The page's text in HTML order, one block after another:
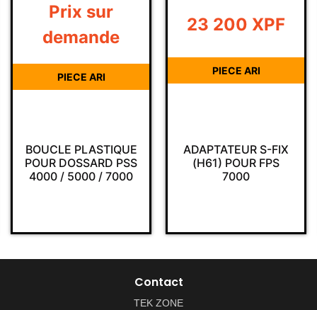
BOUCLE PLASTIQUE
POUR DOSSARD PSS
4000 / 5000 / 7000
Prix sur
demande
PIECE ARI
ADAPTATEUR S-FIX
(H61) POUR FPS
7000
23 200XPF
PIECE ARI
Contact
TEK ZONE